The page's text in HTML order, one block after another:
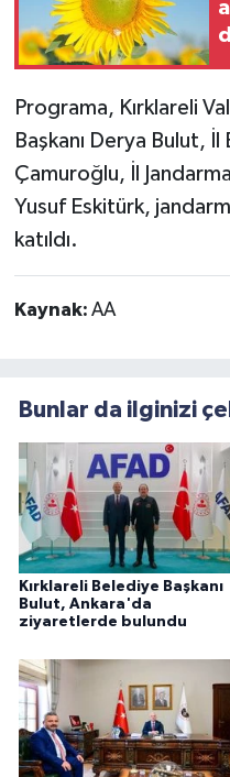
Programa, Kırklareli
Başkanı Derya Bulut,
Çamuroğlu, İl
Yusuf Eskitürk,
katıldı.
Kaynak: AA
Bunlar da ilginizi
Kırklareli Belediye Başkanı
Bulut, Ankara'da
ziyaretlerde bulundu